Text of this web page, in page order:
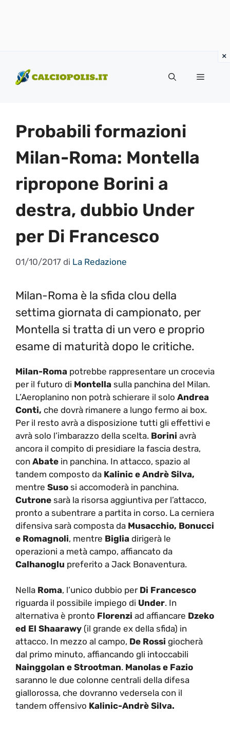
contenuto
Menu
Probabili formazioni
Milan-Roma: Montella
ripropone Borini a
destra, dubbio Under
per Di Francesco
01/10/2017 di La Redazione
Milan-Roma è la sfida clou della
settima giornata di campionato, per
Montella si tratta di un vero e proprio
esame di maturità dopo le critiche.
Milan-Roma potrebbe rappresentare un crocevia
per il futuro di Montella sulla panchina del Milan.
L’Aeroplanino non potrà schierare il solo Andrea
Conti, che dovrà rimanere a lungo fermo ai box.
Per il resto avrà a disposizione tutti gli effettivi e
avrà solo l’imbarazzo della scelta. Borini avrà
ancora il compito di presidiare la fascia destra,
con Abate in panchina. In attacco, spazio al
tandem composto da Kalinic e Andrè Silva,
mentre Suso si accomoderà in panchina.
Cutrone sarà la risorsa aggiuntiva per l’attacco,
pronto a subentrare a partita in corso. La cerniera
difensiva sarà composta da Musacchio, Bonucci
e Romagnoli, mentre Biglia dirigerà le
operazioni a metà campo, affiancato da
Calhanoglu preferito a Jack Bonaventura.
Nella Roma, l’unico dubbio per Di Francesco
riguarda il possibile impiego di Under. In
alternativa è pronto Florenzi ad affiancare Dzeko
ed El Shaarawy (il grande ex della sfida) in
attacco. In mezzo al campo, De Rossi giocherà
dal primo minuto, affiancando gli intoccabili
Nainggolan e Strootman. Manolas e Fazio
saranno le due colonne centrali della difesa
giallorossa, che dovranno vedersela con il
tandem offensivo Kalinic-Andrè Silva.